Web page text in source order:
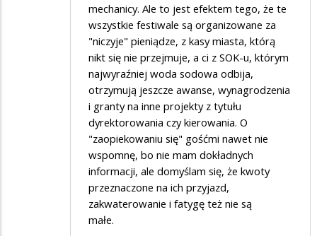
mechanicy. Ale to jest efektem tego, że te
wszystkie festiwale są organizowane za
"niczyje" pieniądze, z kasy miasta, którą
nikt się nie przejmuje, a ci z SOK-u, którym
najwyraźniej woda sodowa odbija,
otrzymują jeszcze awanse, wynagrodzenia
i granty na inne projekty z tytułu
dyrektorowania czy kierowania. O
"zaopiekowaniu się" gośćmi nawet nie
wspomnę, bo nie mam dokładnych
informacji, ale domyślam się, że kwoty
przeznaczone na ich przyjazd,
zakwaterowanie i fatygę też nie są
małe.